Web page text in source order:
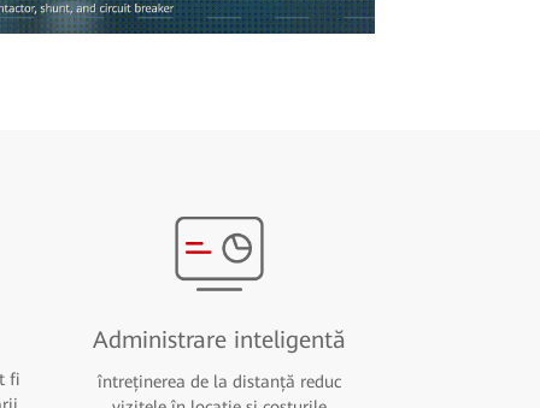
fi
Administrare inteligentă
întreținerea de la distanță reduc